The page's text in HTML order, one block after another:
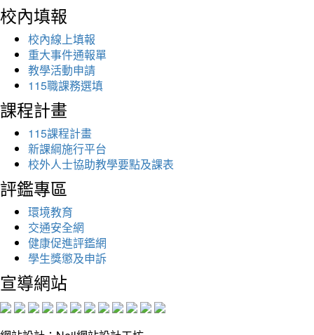
校內填報
校內線上填報
重大事件通報單
教學活動申請
115職課務選填
課程計畫
115課程計畫
新課綱施行平台
校外人士協助教學要點及課表
評鑑專區
環境教育
交通安全網
健康促進評鑑網
學生獎懲及申訴
宣導網站